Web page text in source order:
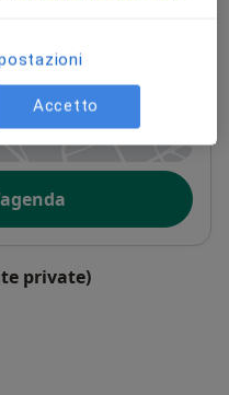
apre in una nuova scheda
private)
Accetto